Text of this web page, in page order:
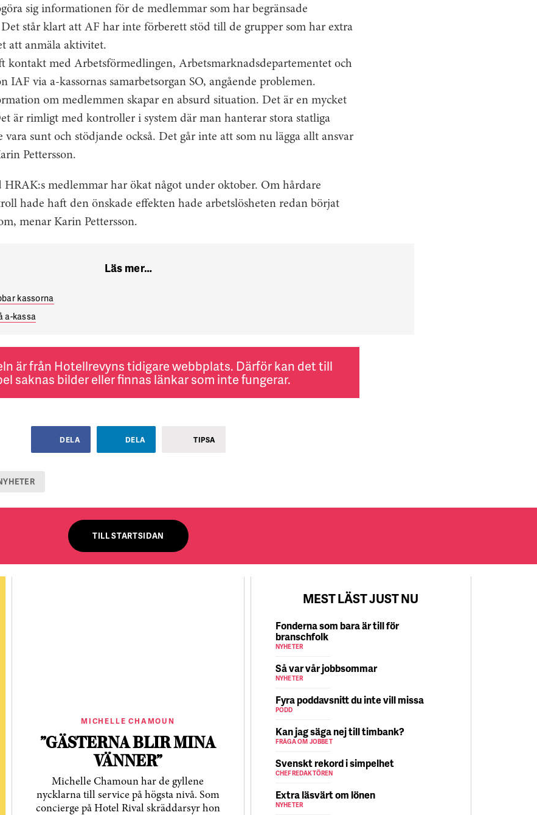
sig informationen för de medlemmar som har begränsade
Det står klart att AF har inte förberett stöd till de grupper som har extra
att anmäla aktivitet.
kontakt med Arbetsförmedlingen, Arbetsmarknadsdepartementet och
IAF via a-kassornas samarbetsorgan SO, angående problemen.
om medlemmen skapar en absurd situation. Det är en mycket
är rimligt med kontroller i system där man hanterar stora statliga
vara sunt och stödjande också. Det går inte att som nu lägga allt ansvar
Pettersson.
HRAK:s medlemmar har ökat något under oktober. Om hårdare
hade haft den önskade effekten hade arbetslösheten redan börjat
menar Karin Pettersson.
Läs mer…
kassorna
a-kassa
är från Hotellrevyns tidigare webbplats. Därför kan det till
saknas bilder eller finnas länkar som inte fungerar.
DELA DELA TIPSA
TILL STARTSIDAN
MICHELLE CHAMOUN
”GÄSTERNA BLIR MINA
VÄNNER”
Michelle Chamoun har de gyllene
nycklarna till service på högsta nivå. Som
concierge på Hotel Rival skräddarsyr hon
MEST LÄST JUST NU
Fonderna som bara är till för
branschfolk
NYHETER
Så var vår jobbsommar
NYHETER
Fyra poddavsnitt du inte vill missa
PODD
Kan jag säga nej till timbank?
FRÅGA OM JOBBET
Svenskt rekord i simpelhet
CHEFREDAKTÖREN
Extra läsvärt om lönen
NYHETER